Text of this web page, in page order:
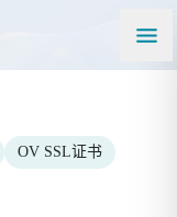
OV SSL证书